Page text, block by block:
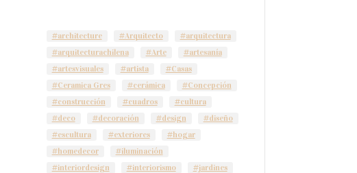
#architecture #Arquitecto
#arquitectura
#arquitecturachilena
#Arte
#artesanía
#artesvisuales
#artista
#Casas
#Ceramica Gres
#cerámica
#Concepción
#construcción
#cuadros
#cultura
#deco
#decoración #design
#diseño
#escultura
#exteriores
#hogar
#homedecor
#iluminación
#interiordesign
#interiorismo
#jardines